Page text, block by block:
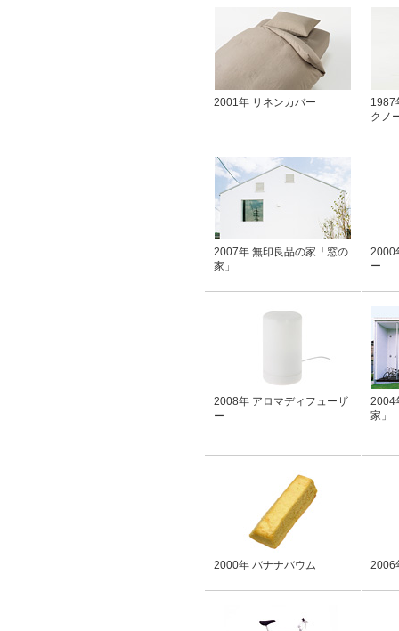
2001年 リネンカバー
1987
クノ
2007年 無印良品の家「窓の
家」
2000
ー
2008年 アロマディフューザ
ー
2004
家」
2000年 バナナバウム 2006